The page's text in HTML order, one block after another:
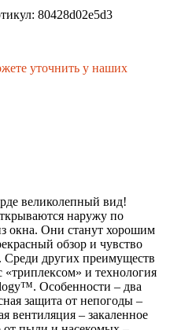
80428d02e5d3
уточнить у наших
великолепный вид!
наружу по
окна. Они станут хорошим
обзор и чувство
других преимуществ
«триплексом» и технология
Особенности – два
защита от непогоды –
вентиляция – закаленное